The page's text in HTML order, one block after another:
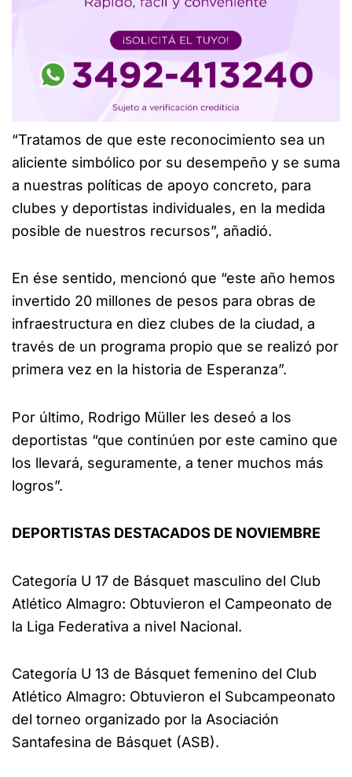
“Tratamos de que este reconocimiento sea un
aliciente simbólico por su desempeño y se suma
a nuestras políticas de apoyo concreto, para
clubes y deportistas individuales, en la medida
posible de nuestros recursos”, añadió.
En ése sentido, mencionó que “este año hemos
invertido 20 millones de pesos para obras de
infraestructura en diez clubes de la ciudad, a
través de un programa propio que se realizó por
primera vez en la historia de Esperanza”.
Por último, Rodrigo Müller les deseó a los
deportistas “que continúen por este camino que
los llevará, seguramente, a tener muchos más
logros”.
DEPORTISTAS DESTACADOS DE NOVIEMBRE
Categoría U 17 de Básquet masculino del Club
Atlético Almagro: Obtuvieron el Campeonato de
la Liga Federativa a nivel Nacional.
Categoría U 13 de Básquet femenino del Club
Atlético Almagro: Obtuvieron el Subcampeonato
del torneo organizado por la Asociación
Santafesina de Básquet (ASB).